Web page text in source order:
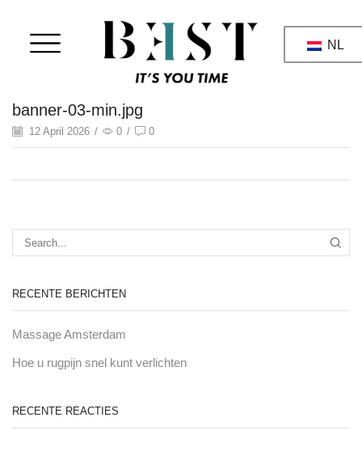
NL
banner-03-min.jpg
12 April 2026 / 0 / 0
RECENTE BERICHTEN
Massage Amsterdam
Hoe u rugpijn snel kunt verlichten
RECENTE REACTIES